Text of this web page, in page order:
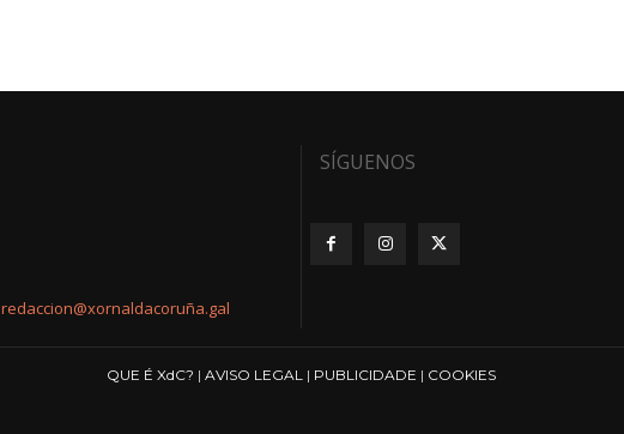
redaccion@xornaldacoruña.gal
SÍGUENOS
QUE É XdC? | AVISO LEGAL | PUBLICIDADE | COOKIES